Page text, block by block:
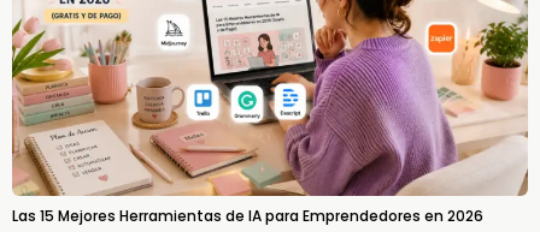
Las 15 Mejores Herramientas de IA para Emprendedores en 2026